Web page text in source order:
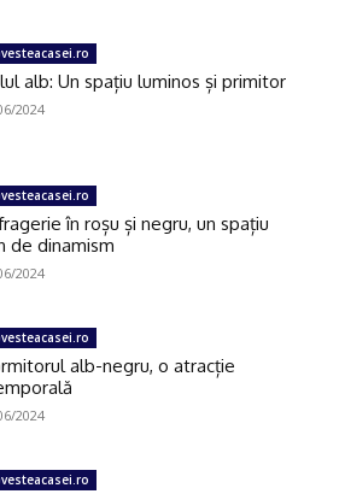
alb: Un spațiu luminos și primitor
2024
în roșu și negru, un spațiu
de dinamism
2024
alb-negru, o atracție
2024